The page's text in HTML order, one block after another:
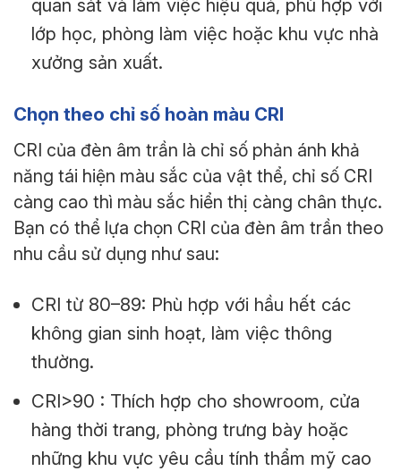
quan sát và làm việc hiệu quả, phù hợp với
lớp học, phòng làm việc hoặc khu vực nhà
xưởng sản xuất.
Chọn theo chỉ số hoàn màu CRI
CRI của đèn âm trần là chỉ số phản ánh khả
năng tái hiện màu sắc của vật thể, chỉ số CRI
càng cao thì màu sắc hiển thị càng chân thực.
Bạn có thể lựa chọn CRI của đèn âm trần theo
nhu cầu sử dụng như sau:
CRI từ 80–89: Phù hợp với hầu hết các
không gian sinh hoạt, làm việc thông
thường.
CRI>90 : Thích hợp cho showroom, cửa
hàng thời trang, phòng trưng bày hoặc
những khu vực yêu cầu tính thẩm mỹ cao